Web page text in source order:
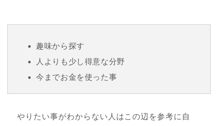
趣味から探す
人よりも少し得意な分野
今までお金を使った事
やりたい事がわからない人はこの辺を参考に自